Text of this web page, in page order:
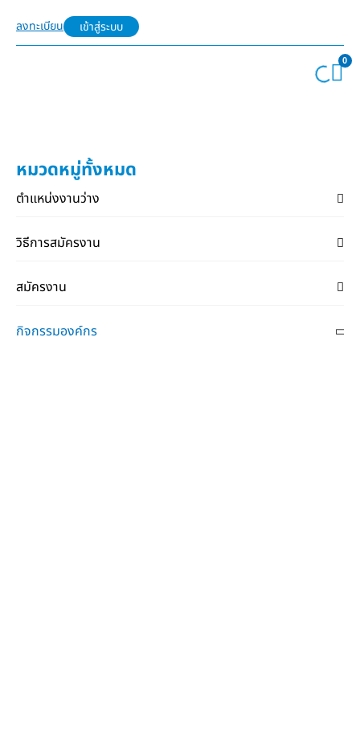
ลงทะเบียน เข้าสู่ระบบ
0
หมวดหมู่ทั้งหมด
ตำแหน่งงานว่าง
วิธีการสมัครงาน
สมัครงาน
กิจกรรมองค์กร